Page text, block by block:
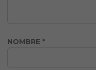
NOMBRE *